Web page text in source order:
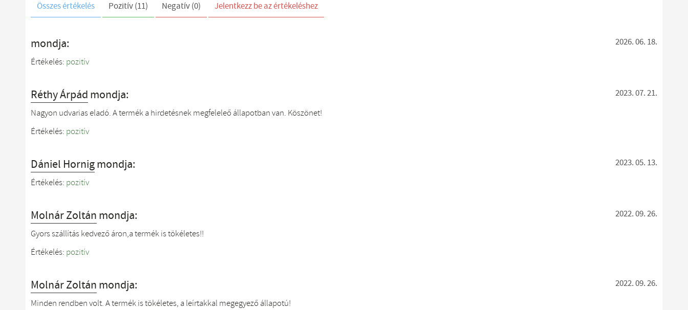
Összes értékelés Pozitív (11) Negatív (0) Jelentkezz be az értékeléshez
mondja: 2026. 06. 18.
Értékelés: pozitív
Réthy Árpád mondja: 2023. 07. 21.
Nagyon udvarias eladó. A termék a hirdetésnek megfeleleő állapotban van. Köszönet!
Értékelés: pozitív
Dániel Hornigmondja: 2023. 05. 13.
Értékelés: pozitív
Molnár Zoltán mondja: 2022. 09. 26.
Gyors szállítás kedvező áron,a termék is tökéletes!!
Értékelés: pozitív
Molnár Zoltán mondja: 2022. 09. 26.
Minden rendben volt. A termék is tökéletes, a leírtakkal megegyező állapotú!